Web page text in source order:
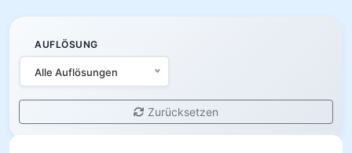
AUFLÖSUNG
Alle Auflösungen
Zurücksetzen